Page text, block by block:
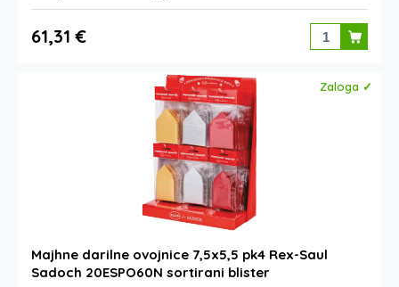
61,31 €
Zaloga ✓
Majhne darilne ovojnice 7,5x5,5 pk4 Rex-Saul
Sadoch 20ESPO60N sortirani blister